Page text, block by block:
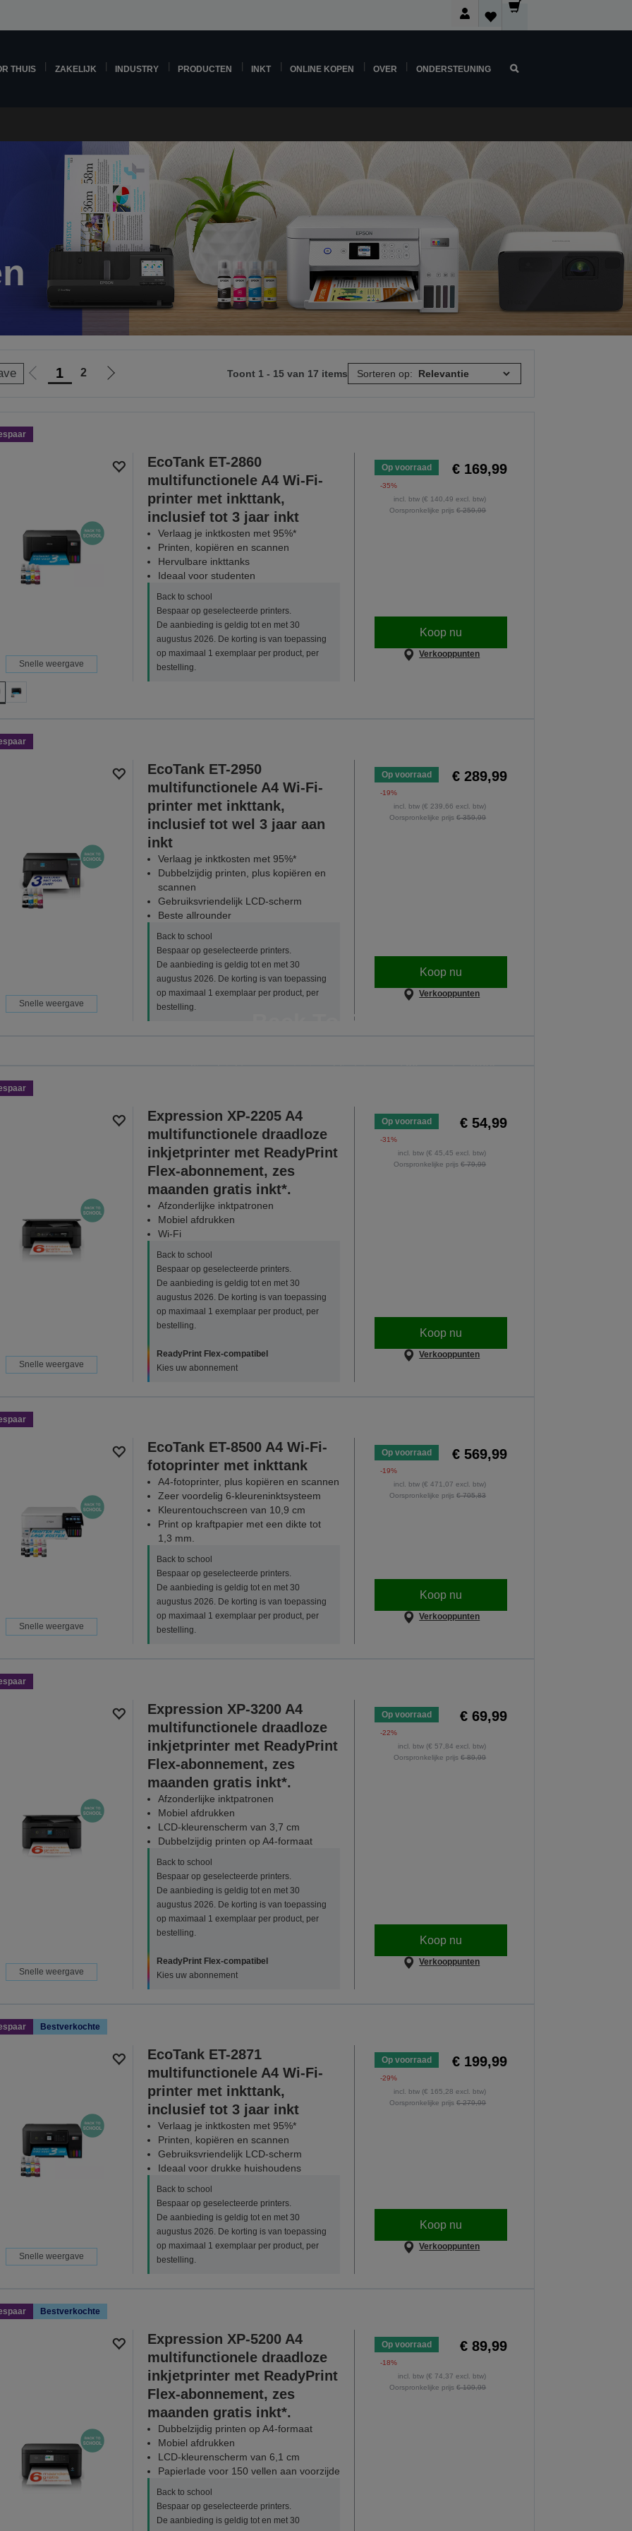
THUIS ZAKELIJK INDUSTRY PRODUCTEN INKT ONLINE KOPEN OVER ONDERSTEUNING
Ga 1 2
Ga
Toont 1 - 15 van 17 items Sorteren op:
Snelle weergave
EcoTank ET-2860
multifunctionele A4 Wi-Fi-
printer met inkttank,
inclusief tot 3 jaar inkt
Verlaag je inktkosten met 95%*
Printen, kopiëren en scannen
Hervulbare inkttanks
Ideaal voor studenten
Back to school
Bespaar op geselecteerde printers.
De aanbieding is geldig tot en met 30
augustus 2026. De korting is van toepassing
op maximaal 1 exemplaar per product, per
bestelling.
Op voorraad € 169,99
-35%
incl. btw (€ 140,49 excl. btw)
Oorspronkelijke prijs€ 259,99
Koop nu
Verkooppunten
Snelle weergave
EcoTank ET-2950
multifunctionele A4 Wi-Fi-
printer met inkttank,
inclusief tot wel 3 jaar aan
inkt
Verlaag je inktkosten met 95%*
Dubbelzijdig printen, plus kopiëren en
scannen
Gebruiksvriendelijk LCD-scherm
Beste allrounder
Back to school
Bespaar op geselecteerde printers.
De aanbieding is geldig tot en met 30
augustus 2026. De korting is van toepassing
op maximaal 1 exemplaar per product, per
bestelling.
Op voorraad € 289,99
-19%
incl. btw (€ 239,66 excl. btw)
Oorspronkelijke prijs€ 359,99
Koop nu
Verkooppunten
Back To School
Snelle weergave
Expression XP-2205 A4
multifunctionele draadloze
inkjetprinter met ReadyPrint
Flex-abonnement, zes
maanden gratis inkt*.
Afzonderlijke inktpatronen
Mobiel afdrukken
Wi-Fi
Back to school
Bespaar op geselecteerde printers.
De aanbieding is geldig tot en met 30
augustus 2026. De korting is van toepassing
op maximaal 1 exemplaar per product, per
bestelling.
ReadyPrint Flex-compatibel
Kies uw abonnement
Op voorraad € 54,99
-31%
incl. btw (€ 45,45 excl. btw)
Oorspronkelijke prijs€ 79,99
Koop nu
Verkooppunten
Snelle weergave
EcoTank ET-8500 A4 Wi-Fi-
fotoprinter met inkttank
A4-fotoprinter, plus kopiëren en scannen
Zeer voordelig 6-kleureninktsysteem
Kleurentouchscreen van 10,9 cm
Print op kraftpapier met een dikte tot
1,3 mm.
Back to school
Bespaar op geselecteerde printers.
De aanbieding is geldig tot en met 30
augustus 2026. De korting is van toepassing
op maximaal 1 exemplaar per product, per
bestelling.
Op voorraad € 569,99
-19%
incl. btw (€ 471,07 excl. btw)
Oorspronkelijke prijs€ 705,83
Koop nu
Verkooppunten
Snelle weergave
Expression XP-3200 A4
multifunctionele draadloze
inkjetprinter met ReadyPrint
Flex-abonnement, zes
maanden gratis inkt*.
Afzonderlijke inktpatronen
Mobiel afdrukken
LCD-kleurenscherm van 3,7 cm
Dubbelzijdig printen op A4-formaat
Back to school
Bespaar op geselecteerde printers.
De aanbieding is geldig tot en met 30
augustus 2026. De korting is van toepassing
op maximaal 1 exemplaar per product, per
bestelling.
ReadyPrint Flex-compatibel
Kies uw abonnement
Op voorraad € 69,99
-22%
incl. btw (€ 57,84 excl. btw)
Oorspronkelijke prijs€ 89,99
Koop nu
Verkooppunten
Bestverkochte
Snelle weergave
EcoTank ET-2871
multifunctionele A4 Wi-Fi-
printer met inkttank,
inclusief tot 3 jaar inkt
Verlaag je inktkosten met 95%*
Printen, kopiëren en scannen
Gebruiksvriendelijk LCD-scherm
Ideaal voor drukke huishoudens
Back to school
Bespaar op geselecteerde printers.
De aanbieding is geldig tot en met 30
augustus 2026. De korting is van toepassing
op maximaal 1 exemplaar per product, per
bestelling.
Op voorraad € 199,99
-29%
incl. btw (€ 165,28 excl. btw)
Oorspronkelijke prijs€ 279,99
Koop nu
Verkooppunten
Bestverkochte
Expression XP-5200 A4
multifunctionele draadloze
inkjetprinter met ReadyPrint
Flex-abonnement, zes
maanden gratis inkt*.
Dubbelzijdig printen op A4-formaat
Mobiel afdrukken
LCD-kleurenscherm van 6,1 cm
Papierlade voor 150 vellen aan voorzijde
Back to school
Bespaar op geselecteerde printers.
De aanbieding is geldig tot en met 30
Op voorraad € 89,99
-18%
incl. btw (€ 74,37 excl. btw)
Oorspronkelijke prijs€ 109,99